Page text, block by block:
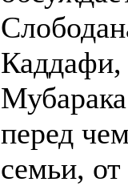
перед
семьи,